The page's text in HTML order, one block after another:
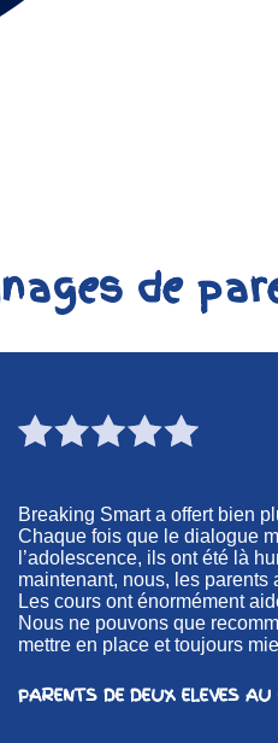
de
Breaking Smart a offert bien
Chaque fois que le dialogue
l’adolescence, ils ont été là
maintenant, nous, les parents
Les cours ont énormément
Nous ne pouvons que
mettre en place et toujours
PARENTS DE DEUX ELEVES